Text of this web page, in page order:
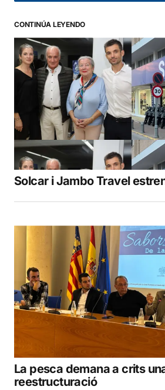
CONTINÚA LEYENDO
Solcar i Jambo Travel
La pesca demana a crits
reestructuració